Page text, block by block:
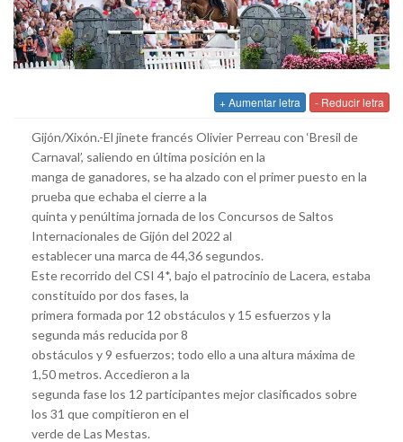
+ Aumentar letra - Reducir letra
Gijón/Xixón.-El jinete francés Olivier Perreau con ‘Bresil de
Carnaval’, saliendo en última posición en la
manga de ganadores, se ha alzado con el primer puesto en la
prueba que echaba el cierre a la
quinta y penúltima jornada de los Concursos de Saltos
Internacionales de Gijón del 2022 al
establecer una marca de 44,36 segundos.
Este recorrido del CSI 4*, bajo el patrocinio de Lacera, estaba
constituido por dos fases, la
primera formada por 12 obstáculos y 15 esfuerzos y la
segunda más reducida por 8
obstáculos y 9 esfuerzos; todo ello a una altura máxima de
1,50 metros. Accedieron a la
segunda fase los 12 participantes mejor clasificados sobre
los 31 que compitieron en el
verde de Las Mestas.